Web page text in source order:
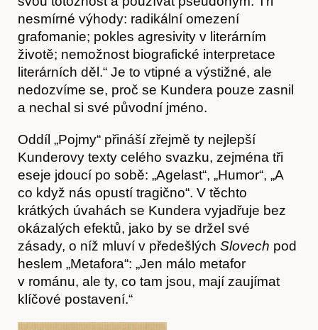
O nás
nesmírné výhody: radikální omezení
grafomanie; pokles agresivity v literárním
životě; nemožnost biografické interpretace
literárních děl.“ Je to vtipné a výstižné, ale
nedozvíme se, proč se Kundera pouze zasnil
a nechal si své původní jméno.
Oddíl „Pojmy“ přináší zřejmě ty nejlepší
Kunderovy texty celého svazku, zejména tři
eseje jdoucí po sobě: „Agelast“, „Humor“, „A
co když nás opustí tragično“. V těchto
krátkých úvahách se Kundera vyjadřuje bez
okázalých efektů, jako by se držel své
zásady, o níž mluví v předešlých Slovech pod
heslem „Metafora“: „Jen málo metafor
v románu, ale ty, co tam jsou, mají zaujímat
klíčové postavení.“